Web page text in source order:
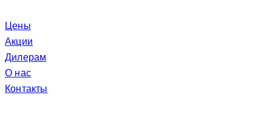
Цены
Акции
Дилерам
О нас
Контакты